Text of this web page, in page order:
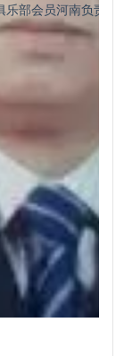
乐部会员河南负责人